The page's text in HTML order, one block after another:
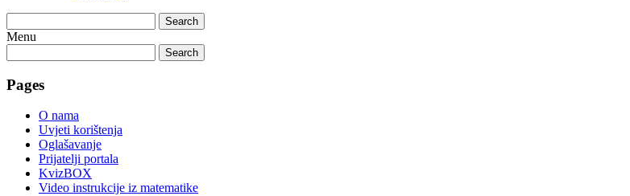
Search
Menu
Search
Pages
O nama
Uvjeti korištenja
Oglašavanje
Prijatelji portala
KvizBOX
Video instrukcije iz matematike